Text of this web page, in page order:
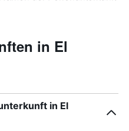
in El
in El